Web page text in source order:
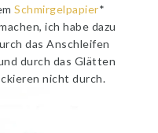
Schmirgelpapier*
ich habe dazu
das Anschleifen
durch das Glätten
nicht durch.